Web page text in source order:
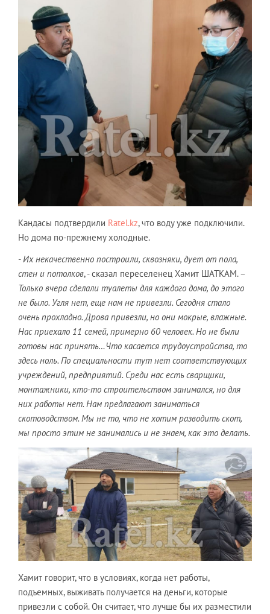
Кандасы подтвердили Ratel.kz, что воду уже подключили.
Но дома по-прежнему холодные.
- Их некачественно построили, сквозняки, дует от пола,
стен и потолков, - сказал переселенец Хамит ШАТКАМ. –
Только вчера сделали туалеты для каждого дома, до этого
не было. Угля нет, еще нам не привезли. Сегодня стало
очень прохладно. Дрова привезли, но они мокрые, влажные.
Нас приехало 11 семей, примерно 60 человек. Но не были
готовы нас принять…Что касается трудоустройства, то
здесь ноль. По специальности тут нет соответствующих
учреждений, предприятий. Среди нас есть сварщики,
монтажники, кто-то строительством занимался, но для
них работы нет. Нам предлагают заниматься
скотоводством. Мы не то, что не хотим разводить скот,
мы просто этим не занимались и не знаем, как это делать.
Хамит говорит, что в условиях, когда нет работы,
подъемных, выживать получается на деньги, которые
привезли с собой. Он считает, что лучше бы их разместили